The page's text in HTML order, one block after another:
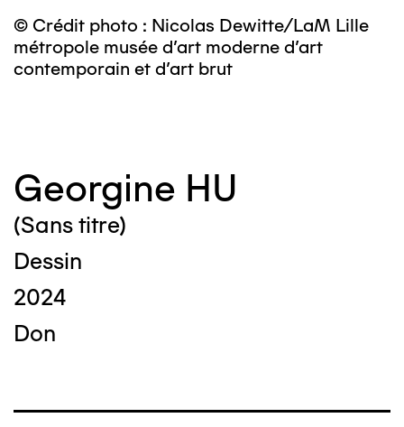
© Crédit photo : Nicolas Dewitte/LaM Lille
métropole musée d’art moderne d’art
contemporain et d’art brut
Georgine HU
(Sans titre)
Dessin
2024
Don